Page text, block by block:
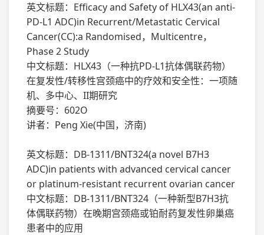
英文标题：Efficacy and Safety of HLX43(an anti-
PD-L1 ADC)in Recurrent/Metastatic Cervical
Cancer(CC):a Randomised，Multicentre，
Phase 2 Study
中文标题：HLX43（一种抗PD-L1抗体偶联药物）
在复发性/转移性宫颈癌中的疗效和安全性：一项随
机、多中心、II期研究
摘要号：602O
讲者：Peng Xie(中国，济南)
英文标题：DB-1311/BNT324(a novel B7H3
ADC)in patients with advanced cervical cancer
or platinum-resistant recurrent ovarian cancer
中文标题：DB-1311/BNT324（一种新型B7H3抗
体偶联药物）在晚期宫颈癌或铂耐药复发性卵巢癌
患者中的应用